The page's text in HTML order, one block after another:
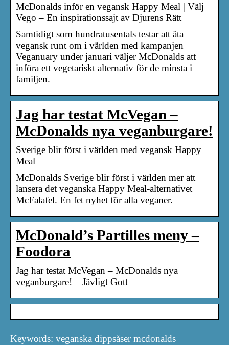
McDonalds inför en vegansk Happy Meal | Välj
Vego – En inspirationssajt av Djurens Rätt
Samtidigt som hundratusentals testar att äta
vegansk runt om i världen med kampanjen
Veganuary under januari väljer McDonalds att
införa ett vegetariskt alternativ för de minsta i
familjen.
Jag har testat McVegan –
McDonalds nya veganburgare!
Sverige blir först i världen med vegansk Happy
Meal
McDonalds Sverige blir först i världen mer att
lansera det veganska Happy Meal-alternativet
McFalafel. En fet nyhet för alla veganer.
McDonald’s Partilles meny –
Foodora
Jag har testat McVegan – McDonalds nya
veganburgare! – Jävligt Gott
Keywords: veganska dippsåser mcdonalds